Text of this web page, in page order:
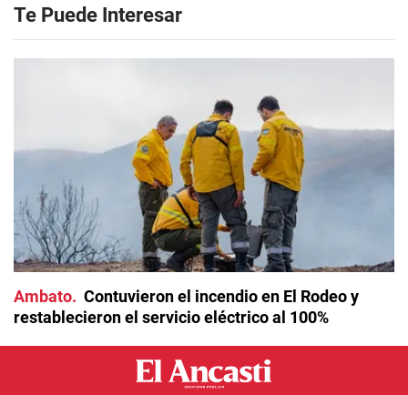
Te Puede Interesar
Ambato
Contuvieron el incendio en El Rodeo y
restablecieron el servicio eléctrico al 100%